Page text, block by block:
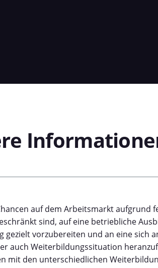
auf dem Arbeitsmarkt aufgrund
sind, auf eine betriebliche
vorzubereiten und an eine sich
auch Weiterbildungssituation
mit den unterschiedlichen